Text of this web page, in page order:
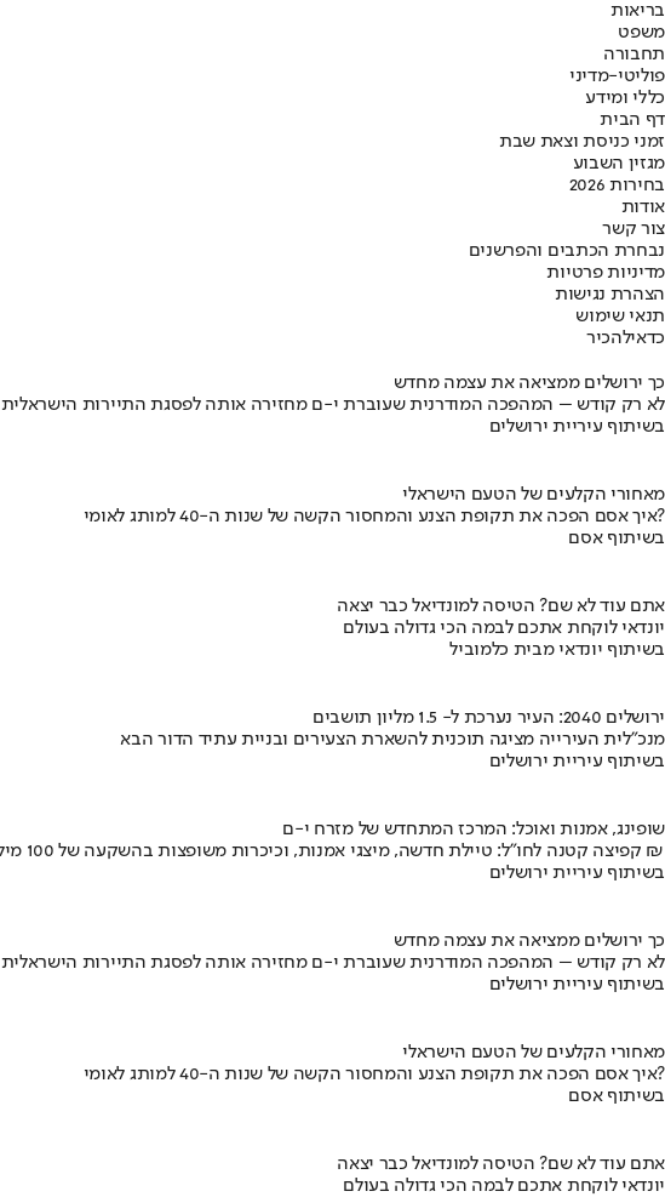
בריאות
משפט
תחבורה
פוליטי-מדיני
כללי ומידע
דף הבית
זמני כניסת וצאת שבת
מגזין השבוע
בחירות 2026
אודות
צור קשר
נבחרת הכתבים והפרשנים
מדיניות פרטיות
הצהרת נגישות
תנאי שימוש
כדאילהכיר
כך ירושלים ממציאה את עצמה מחדש
לא רק קודש – המהפכה המודרנית שעוברת י-ם מחזירה אותה לפסגת התיירות הישראלית
בשיתוף עיריית ירושלים
מאחורי הקלעים של הטעם הישראלי
איך אסם הפכה את תקופת הצנע והמחסור הקשה של שנות ה-40 למותג לאומי?
בשיתוף אסם
אתם עוד לא שם? הטיסה למונדיאל כבר יצאה
יונדאי לוקחת אתכם לבמה הכי גדולה בעולם
בשיתוף יונדאי מבית כלמוביל
ירושלים 2040: העיר נערכת ל- 1.5 מליון תושבים
מנכ"לית העירייה מציגה תוכנית להשארת הצעירים ובניית עתיד הדור הבא
בשיתוף עיריית ירושלים
שופינג, אמנות ואוכל: המרכז המתחדש של מזרח י-ם
קפיצה קטנה לחו"ל: טיילת חדשה, מיצגי אמנות, וכיכרות משופצות בהשקעה של 100 מיליון ₪
בשיתוף עיריית ירושלים
כך ירושלים ממציאה את עצמה מחדש
לא רק קודש – המהפכה המודרנית שעוברת י-ם מחזירה אותה לפסגת התיירות הישראלית
בשיתוף עיריית ירושלים
מאחורי הקלעים של הטעם הישראלי
איך אסם הפכה את תקופת הצנע והמחסור הקשה של שנות ה-40 למותג לאומי?
בשיתוף אסם
אתם עוד לא שם? הטיסה למונדיאל כבר יצאה
יונדאי לוקחת אתכם לבמה הכי גדולה בעולם